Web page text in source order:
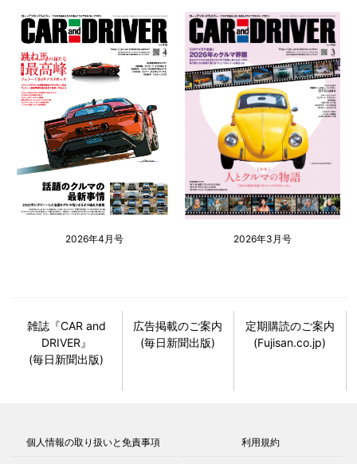
2026年4月号 2026年3月号
雑誌『CAR and
DRIVER』
(毎日新聞出版)
広告掲載のご案内
(毎日新聞出版)
定期購読のご案内
(Fujisan.co.jp)
個人情報の取り扱いと免責事項 利用規約